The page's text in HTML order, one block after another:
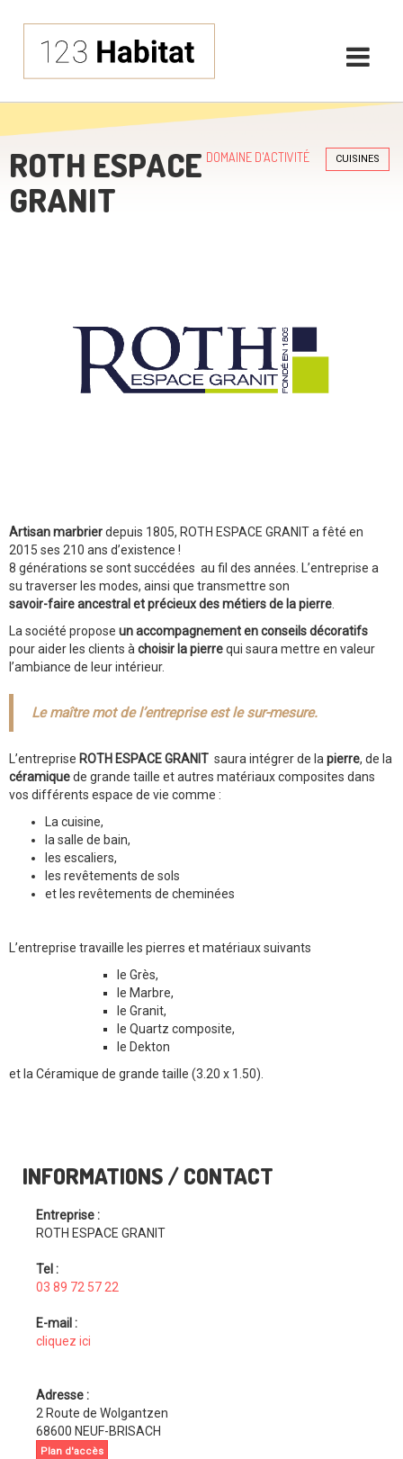
DOMAINE D'ACTIVITÉ CUISINES
ROTH ESPACE
GRANIT
Artisan marbrierdepuis 1805, ROTH ESPACE GRANIT a fêté en
2015 ses 210 ans d’existence !
8 générations se sont succédées au fil des années. L’entreprise a
su traverser les modes, ainsi que transmettre son
savoir-faire ancestral et précieux des métiers de la pierre.
La société propose un accompagnement en conseils décoratifs
pour aider les clients àchoisir la pierrequi saura mettre en valeur
l’ambiance de leur intérieur.
Le maître mot de l’entreprise est le sur-mesure.
L’entreprise ROTH ESPACE GRANIT saura intégrer de lapierre, de la
céramiquede grande taille et autres matériaux composites dans
vos différents espace de vie comme :
La cuisine,
la salle de bain,
les escaliers,
les revêtements de sols
et les revêtements de cheminées
L’entreprise travaille les pierres et matériaux suivants
le Grès,
le Marbre,
le Granit,
le Quartz composite,
le Dekton
et la Céramique de grande taille (3.20 x 1.50).
INFORMATIONS / CONTACT
Entreprise :
ROTH ESPACE GRANIT
Tel :
03 89 72 57 22
E-mail :
cliquez ici
Adresse :
2 Route de Wolgantzen
68600 NEUF-BRISACH
Plan d'accès